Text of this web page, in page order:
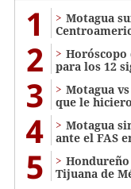
1
Motagua
2
Horóscopo
para los 12
3
Motagua
que le
4
Motagua
ante el FAS
5
Hondureño
Tijuana de